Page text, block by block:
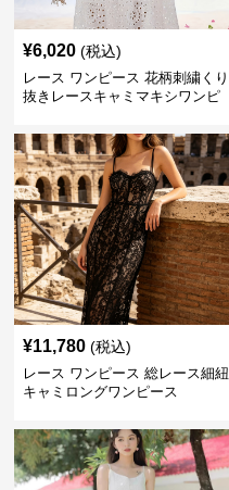
¥6,020 (税込)
レース ワンピース 花柄刺繍くり
抜きレースキャミマキシワンピ
¥11,780 (税込)
レース ワンピース 総レース細紐
キャミロングワンピース